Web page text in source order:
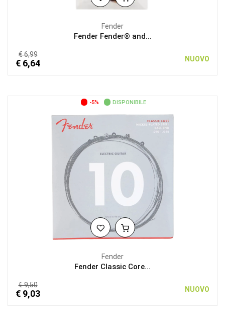
Fender
Fender Fender® and...
€ 6,99
€ 6,64 NUOVO
-5% DISPONIBILE
Fender
Fender Classic Core...
€ 9,50
€ 9,03 NUOVO